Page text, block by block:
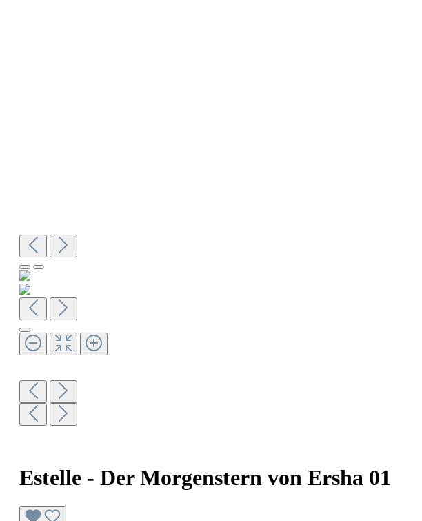
Estelle - Der Morgenstern von Ersha 01